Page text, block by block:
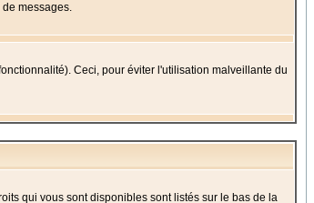
messages.
Ceci, pour éviter l'utilisation malveillante du
qui vous sont disponibles sont listés sur le bas de la